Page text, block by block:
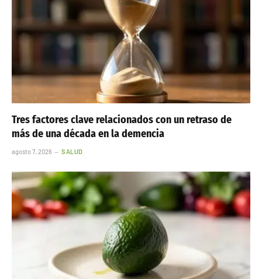
Tres factores clave relacionados con un retraso de
más de una década en la demencia
agosto 7, 2026 SALUD